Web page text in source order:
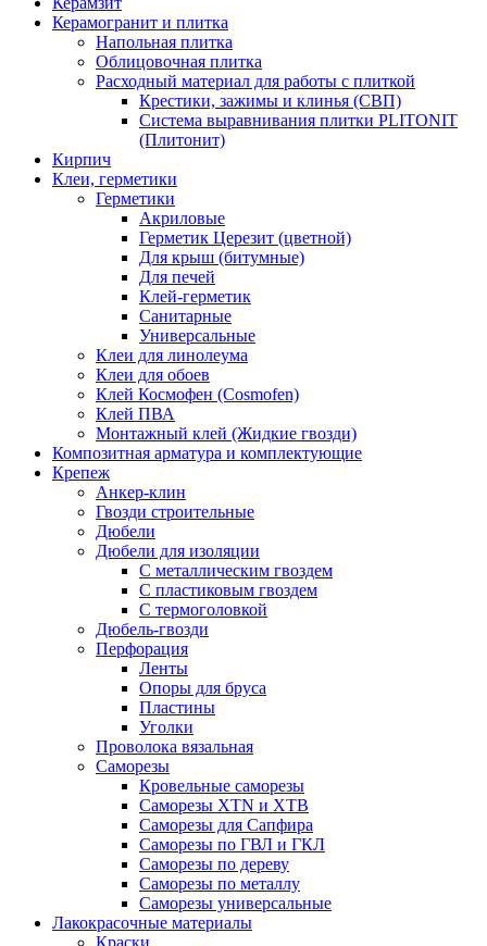
Керамогранит и плитка
Напольная плитка
Облицовочная плитка
Расходный материал для работы с плиткой
Крестики, зажимы и клинья (СВП)
Система выравнивания плитки PLITONIT
(Плитонит)
Кирпич
Клеи, герметики
Герметики
Акриловые
Герметик Церезит (цветной)
Для крыш (битумные)
Для печей
Клей-герметик
Санитарные
Универсальные
Клеи для линолеума
Клеи для обоев
Клей Космофен (Cosmofen)
Клей ПВА
Монтажный клей (Жидкие гвозди)
Композитная арматура и комплектующие
Крепеж
Анкер-клин
Гвозди строительные
Дюбели
Дюбели для изоляции
С металлическим гвоздем
С пластиковым гвоздем
С термоголовкой
Дюбель-гвозди
Перфорация
Ленты
Опоры для бруса
Пластины
Уголки
Проволока вязальная
Саморезы
Кровельные саморезы
Саморезы XTN и ХTB
Саморезы для Сапфира
Саморезы по ГВЛ и ГКЛ
Саморезы по дереву
Саморезы по металлу
Саморезы универсальные
Лакокрасочные материалы
Краски